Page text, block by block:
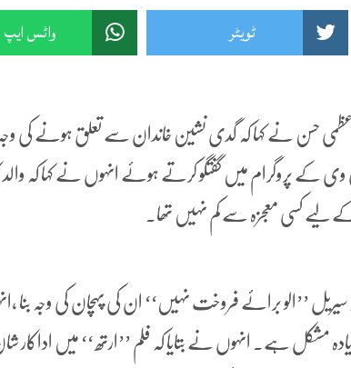
ٹویٹر واٹس ایپ
عظمی حسن نے کہا کہ گدی نشین خاندان سے تعلق ہونے کی
وی کے پروگرام میں گفتگو کرتے ہوئے انہوں نے کہا کہ
لیے کسی معجزہ سے کم نہیں تھا۔
’’الو برائے فروخت نہیں‘‘ ان کی پہچان کی وجہ بنا
مشکل ہے۔ انہوں نے بتایا کہ فلم ’’ارتھ ‘‘ میں اداکار